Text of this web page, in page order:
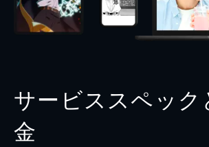
サービススペック
金